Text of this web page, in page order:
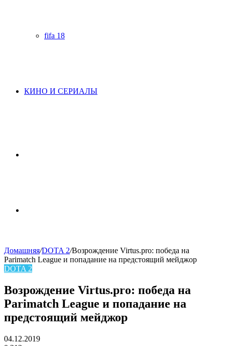
fifa 18
КИНО И СЕРИАЛЫ
skin
Домашняя/DOTA 2/Возрождение Virtus.pro: победа на
Parimatch League и попадание на предстоящий мейджор
DOTA 2
Возрождение Virtus.pro: победа на
Parimatch League и попадание на
предстоящий мейджор
04.12.2019